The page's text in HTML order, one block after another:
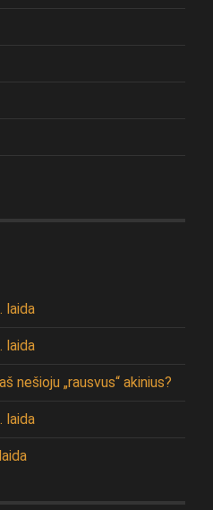
laida
laida
nešioju „rausvus“ akinius?
laida